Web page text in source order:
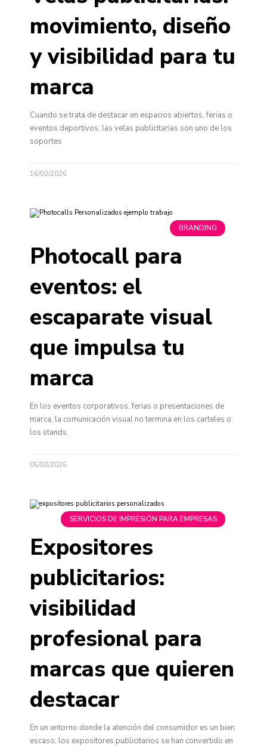
movimiento, diseño
y visibilidad para tu
marca
Cuando se trata de destacar en espacios abiertos, ferias o
eventos deportivos, las velas publicitarias son uno de los
soportes
16/02/2026
BRANDING
Photocall para
eventos: el
escaparate visual
que impulsa tu
marca
En los eventos corporativos, ferias o presentaciones de
marca, la comunicación visual no termina en los carteles o
los stands.
05/02/2026
SERVICIOS DE IMPRESIÓN PARA EMPRESAS
Expositores
publicitarios:
visibilidad
profesional para
marcas que quieren
destacar
En un entorno donde la atención del consumidor es un bien
escaso, los expositores publicitarios se han convertido en